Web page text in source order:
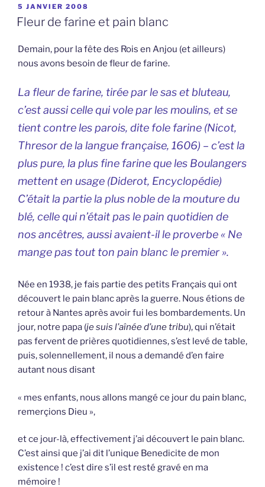
PUBLIÉ
LE
5 JANVIER 2008
Fleur de farine et pain blanc
Demain, pour la fête des Rois en Anjou (et ailleurs)
nous avons besoin de fleur de farine.
La fleur de farine, tirée par le sas et bluteau,
c’est aussi celle qui vole par les moulins, et se
tient contre les parois, dite fole farine (Nicot,
Thresor de la langue française, 1606) – c’est la
plus pure, la plus fine farine que les Boulangers
mettent en usage (Diderot, Encyclopédie)
C’était la partie la plus noble de la mouture du
blé, celle qui n’était pas le pain quotidien de
nos ancêtres, aussi avaient-il le proverbe « Ne
mange pas tout ton pain blanc le premier ».
Née en 1938, je fais partie des petits Français qui ont
découvert le pain blanc après la guerre. Nous étions de
retour à Nantes après avoir fui les bombardements. Un
jour, notre papa (je suis l’aînée d’une tribu), qui n’était
pas fervent de prières quotidiennes, s’est levé de table,
puis, solennellement, il nous a demandé d’en faire
autant nous disant
« mes enfants, nous allons mangé ce jour du pain blanc,
remerçions Dieu »,
et ce jour-là, effectivement j’ai découvert le pain blanc.
C’est ainsi que j’ai dit l’unique Benedicite de mon
existence ! c’est dire s’il est resté gravé en ma
mémoire !